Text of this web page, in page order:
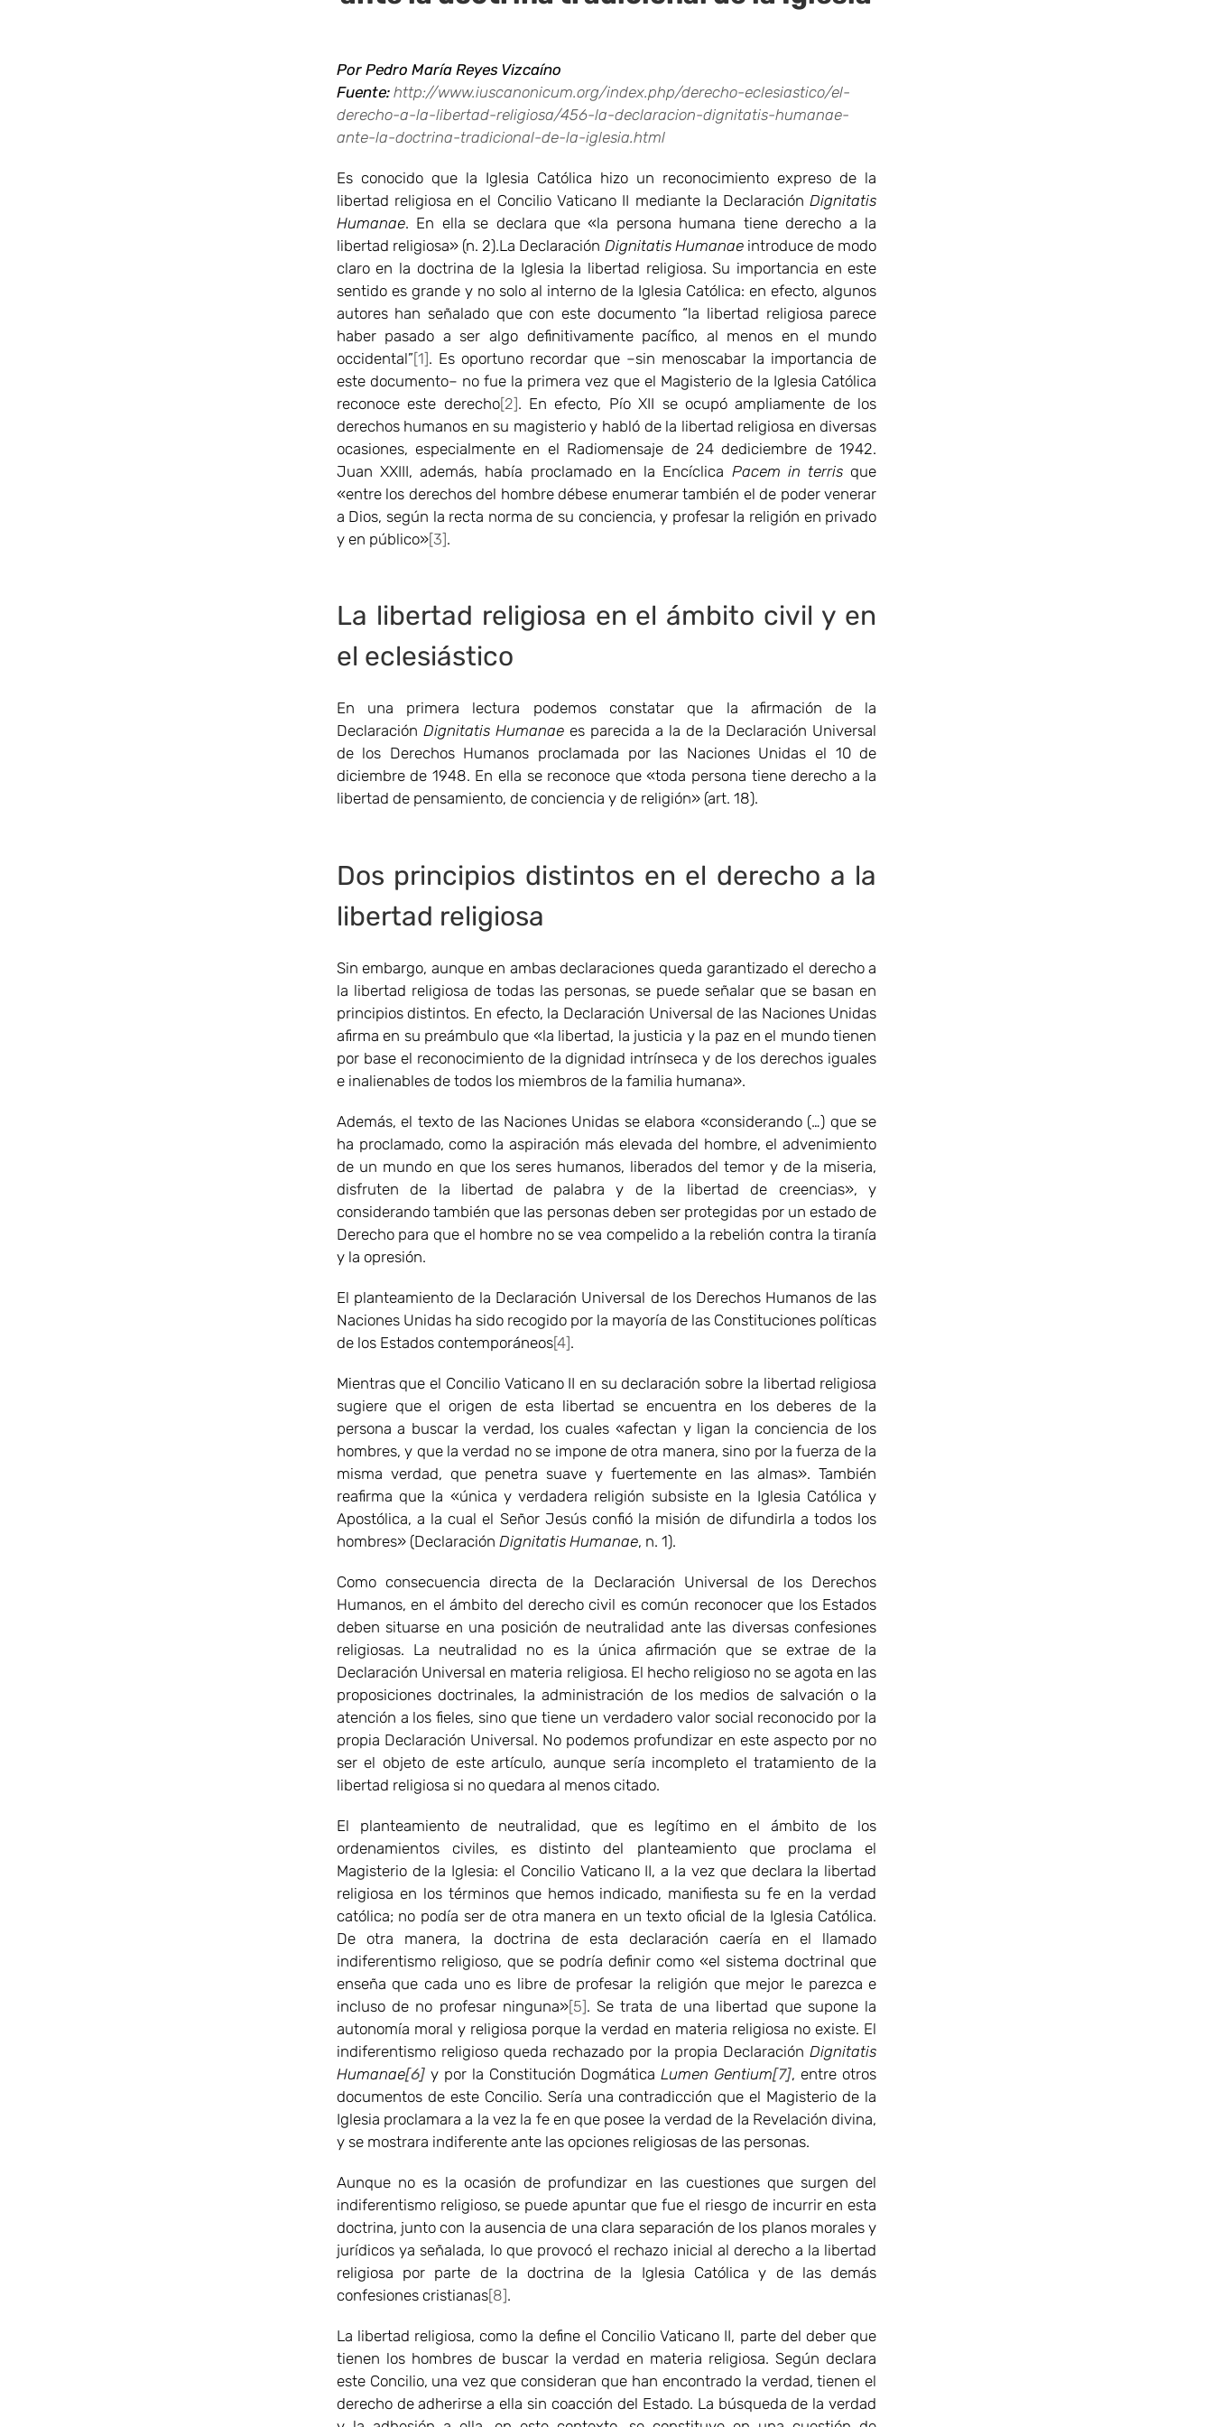
Por Pedro María Reyes Vizcaíno
Fuente: http://www.iuscanonicum.org/index.php/derecho-eclesiastico/el-
derecho-a-la-libertad-religiosa/456-la-declaracion-dignitatis-humanae-
ante-la-doctrina-tradicional-de-la-iglesia.html
Es conocido que la Iglesia Católica hizo un reconocimiento expreso de la
libertad religiosa en el Concilio Vaticano II mediante la DeclaraciónDignitatis
Humanae. En ella se declara que «la persona humana tiene derecho a la
libertad religiosa» (n. 2).La Declaración Dignitatis Humanaeintroduce de modo
claro en la doctrina de la Iglesia la libertad religiosa. Su importancia en este
sentido es grande y no solo al interno de la Iglesia Católica: en efecto, algunos
autores han señalado que con este documento “la libertad religiosa parece
haber pasado a ser algo definitivamente pacífico, al menos en el mundo
occidental”[1]. Es oportuno recordar que –sin menoscabar la importancia de
este documento– no fue la primera vez que el Magisterio de la Iglesia Católica
reconoce este derecho[2]. En efecto, Pío XII se ocupó ampliamente de los
derechos humanos en su magisterio y habló de la libertad religiosa en diversas
ocasiones, especialmente en el Radiomensaje de 24 dediciembre de 1942.
Juan XXIII, además, había proclamado en la Encíclica Pacem in terris que
«entre los derechos del hombre débese enumerar también el de poder venerar
a Dios, según la recta norma de su conciencia, y profesar la religión en privado
y en público»[3].
La libertad religiosa en el ámbito civil y en
el eclesiástico
En una primera lectura podemos constatar que la afirmación de la
Declaración Dignitatis Humanaees parecida a la de la Declaración Universal
de los Derechos Humanos proclamada por las Naciones Unidas el 10 de
diciembre de 1948. En ella se reconoce que «toda persona tiene derecho a la
libertad de pensamiento, de conciencia y de religión» (art. 18).
Dos principios distintos en el derecho a la
libertad religiosa
Sin embargo, aunque en ambas declaraciones queda garantizado el derecho a
la libertad religiosa de todas las personas, se puede señalar que se basan en
principios distintos. En efecto, la Declaración Universal de las Naciones Unidas
afirma en su preámbulo que «la libertad, la justicia y la paz en el mundo tienen
por base el reconocimiento de la dignidad intrínseca y de los derechos iguales
e inalienables de todos los miembros de la familia humana».
Además, el texto de las Naciones Unidas se elabora «considerando (…) que se
ha proclamado, como la aspiración más elevada del hombre, el advenimiento
de un mundo en que los seres humanos, liberados del temor y de la miseria,
disfruten de la libertad de palabra y de la libertad de creencias», y
considerando también que las personas deben ser protegidas por un estado de
Derecho para que el hombre no se vea compelido a la rebelión contra la tiranía
y la opresión.
El planteamiento de la Declaración Universal de los Derechos Humanos de las
Naciones Unidas ha sido recogido por la mayoría de las Constituciones políticas
de los Estados contemporáneos[4].
Mientras que el Concilio Vaticano II en su declaración sobre la libertad religiosa
sugiere que el origen de esta libertad se encuentra en los deberes de la
persona a buscar la verdad, los cuales «afectan y ligan la conciencia de los
hombres, y que la verdad no se impone de otra manera, sino por la fuerza de la
misma verdad, que penetra suave y fuertemente en las almas». También
reafirma que la «única y verdadera religión subsiste en la Iglesia Católica y
Apostólica, a la cual el Señor Jesús confió la misión de difundirla a todos los
hombres» (Declaración Dignitatis Humanae, n. 1).
Como consecuencia directa de la Declaración Universal de los Derechos
Humanos, en el ámbito del derecho civil es común reconocer que los Estados
deben situarse en una posición de neutralidad ante las diversas confesiones
religiosas. La neutralidad no es la única afirmación que se extrae de la
Declaración Universal en materia religiosa. El hecho religioso no se agota en las
proposiciones doctrinales, la administración de los medios de salvación o la
atención a los fieles, sino que tiene un verdadero valor social reconocido por la
propia Declaración Universal. No podemos profundizar en este aspecto por no
ser el objeto de este artículo, aunque sería incompleto el tratamiento de la
libertad religiosa si no quedara al menos citado.
El planteamiento de neutralidad, que es legítimo en el ámbito de los
ordenamientos civiles, es distinto del planteamiento que proclama el
Magisterio de la Iglesia: el Concilio Vaticano II, a la vez que declara la libertad
religiosa en los términos que hemos indicado, manifiesta su fe en la verdad
católica; no podía ser de otra manera en un texto oficial de la Iglesia Católica.
De otra manera, la doctrina de esta declaración caería en el llamado
indiferentismo religioso, que se podría definir como «el sistema doctrinal que
enseña que cada uno es libre de profesar la religión que mejor le parezca e
incluso de no profesar ninguna»[5]. Se trata de una libertad que supone la
autonomía moral y religiosa porque la verdad en materia religiosa no existe. El
indiferentismo religioso queda rechazado por la propia DeclaraciónDignitatis
Humanae[6]y por la Constitución DogmáticaLumen Gentium[7], entre otros
documentos de este Concilio. Sería una contradicción que el Magisterio de la
Iglesia proclamara a la vez la fe en que posee la verdad de la Revelación divina,
y se mostrara indiferente ante las opciones religiosas de las personas.
Aunque no es la ocasión de profundizar en las cuestiones que surgen del
indiferentismo religioso, se puede apuntar que fue el riesgo de incurrir en esta
doctrina, junto con la ausencia de una clara separación de los planos morales y
jurídicos ya señalada, lo que provocó el rechazo inicial al derecho a la libertad
religiosa por parte de la doctrina de la Iglesia Católica y de las demás
confesiones cristianas[8].
La libertad religiosa, como la define el Concilio Vaticano II, parte del deber que
tienen los hombres de buscar la verdad en materia religiosa. Según declara
este Concilio, una vez que consideran que han encontrado la verdad, tienen el
derecho de adherirse a ella sin coacción del Estado. La búsqueda de la verdad